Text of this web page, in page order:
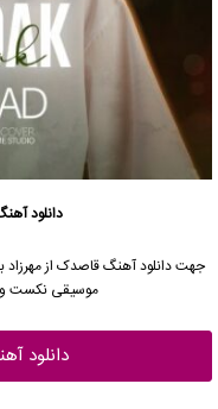
دانلود
موسیقی نکست
دانلود